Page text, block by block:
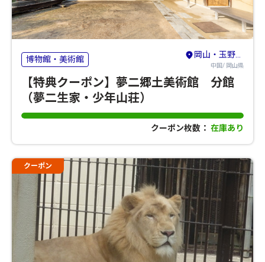
博物館・美術館 岡山・玉野・牛窓
中国/ 岡山県
【特典クーポン】夢二郷土美術館 分館
（夢二生家・少年山荘）
クーポン枚数： 在庫あり
クーポン